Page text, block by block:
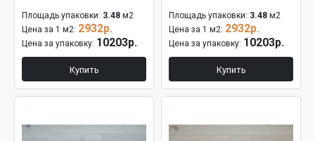
Площадь упаковки: 3.48 м2
Цена за 1 м2: 2932р.
Цена за упаковку: 10203р.
Купить
Площадь упаковки: 3.48 м2
Цена за 1 м2: 2932р.
Цена за упаковку: 10203р.
Купить